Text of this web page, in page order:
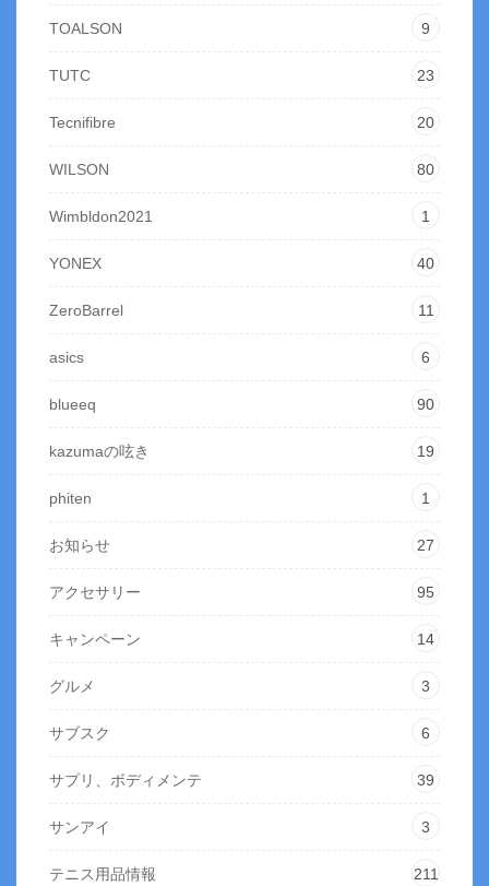
TOALSON 9
TUTC 23
Tecnifibre 20
WILSON 80
Wimbldon2021 1
YONEX 40
ZeroBarrel 11
asics 6
blueeq 90
kazumaの呟き 19
phiten 1
お知らせ 27
アクセサリー 95
キャンペーン 14
グルメ 3
サブスク 6
サプリ、ボディメンテ 39
サンアイ 3
テニス用品情報 211